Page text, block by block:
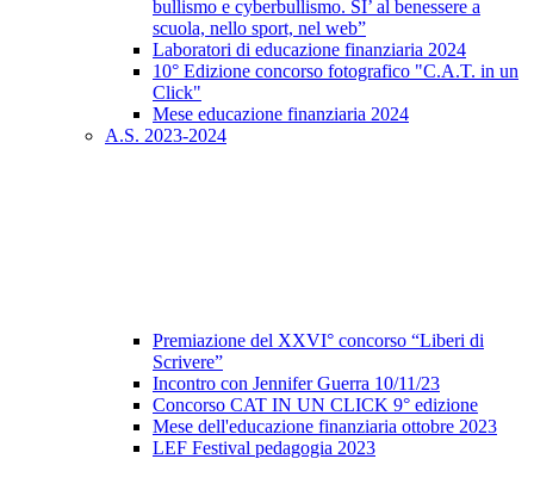
bullismo e cyberbullismo. SI’ al benessere a
scuola, nello sport, nel web”
Laboratori di educazione finanziaria 2024
10° Edizione concorso fotografico "C.A.T. in un
Click"
Mese educazione finanziaria 2024
A.S. 2023-2024
Premiazione del XXVI° concorso “Liberi di
Scrivere”
Incontro con Jennifer Guerra 10/11/23
Concorso CAT IN UN CLICK 9° edizione
Mese dell'educazione finanziaria ottobre 2023
LEF Festival pedagogia 2023